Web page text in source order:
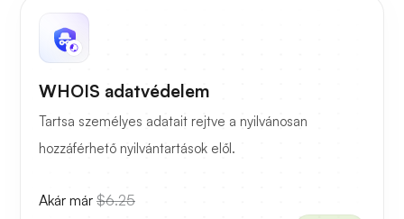
WHOIS adatvédelem
Tartsa személyes adatait rejtve a nyilvánosan
hozzáférhető nyilvántartások elől.
Akár már $6.25